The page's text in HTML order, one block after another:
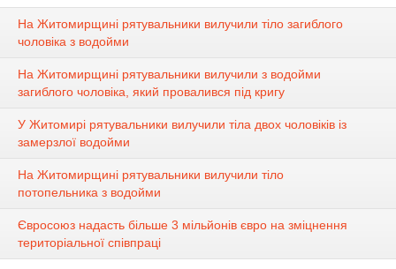
На Житомирщині рятувальники вилучили тіло загиблого
чоловіка з водойми
На Житомирщині рятувальники вилучили з водойми
загиблого чоловіка, який провалився під кригу
У Житомирі рятувальники вилучили тіла двох чоловіків із
замерзлої водойми
На Житомирщині рятувальники вилучили тіло
потопельника з водойми
Євросоюз надасть більше 3 мільйонів євро на зміцнення
територіальної співпраці